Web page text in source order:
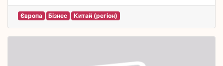
Європа Бізнес Китай (регіон)